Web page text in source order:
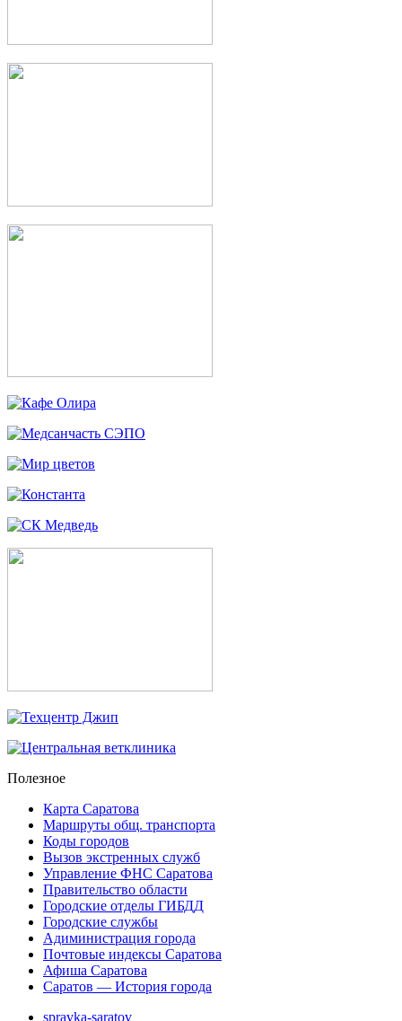
Полезное
Карта Саратова
Маршруты общ. транспорта
Коды городов
Вызов экстренных служб
Управление ФНС Саратова
Правительство области
Городские отделы ГИБДД
Городские службы
Адиминистрация города
Почтовые индексы Саратова
Афиша Саратова
Саратов — История города
spravka-saratov